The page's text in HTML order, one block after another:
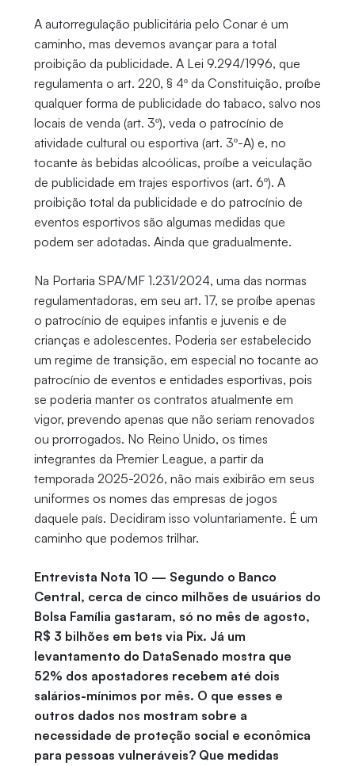
A autorregulação publicitária pelo Conar é um
caminho, mas devemos avançar para a total
proibição da publicidade. A Lei 9.294/1996, que
regulamenta o art. 220, § 4º da Constituição, proíbe
qualquer forma de publicidade do tabaco, salvo nos
locais de venda (art. 3º), veda o patrocínio de
atividade cultural ou esportiva (art. 3º-A) e, no
tocante às bebidas alcoólicas, proíbe a veiculação
de publicidade em trajes esportivos (art. 6º). A
proibição total da publicidade e do patrocínio de
eventos esportivos são algumas medidas que
podem ser adotadas. Ainda que gradualmente.
Na Portaria SPA/MF 1.231/2024, uma das normas
regulamentadoras, em seu art. 17, se proíbe apenas
o patrocínio de equipes infantis e juvenis e de
crianças e adolescentes. Poderia ser estabelecido
um regime de transição, em especial no tocante ao
patrocínio de eventos e entidades esportivas, pois
se poderia manter os contratos atualmente em
vigor, prevendo apenas que não seriam renovados
ou prorrogados. No Reino Unido, os times
integrantes da Premier League, a partir da
temporada 2025-2026, não mais exibirão em seus
uniformes os nomes das empresas de jogos
daquele país. Decidiram isso voluntariamente. É um
caminho que podemos trilhar.
Entrevista Nota 10 — Segundo o Banco
Central, cerca de cinco milhões de usuários do
Bolsa Família gastaram, só no mês de agosto,
R$ 3 bilhões em bets via Pix. Já um
levantamento do DataSenado mostra que
52% dos apostadores recebem até dois
salários-mínimos por mês. O que esses e
outros dados nos mostram sobre a
necessidade de proteção social e econômica
para pessoas vulneráveis? Que medidas